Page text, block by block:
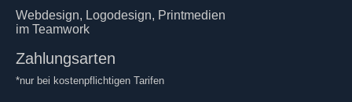
Webdesign, Logodesign, Printmedien
im Teamwork
Zahlungsarten
*nur bei kostenpflichtigen Tarifen